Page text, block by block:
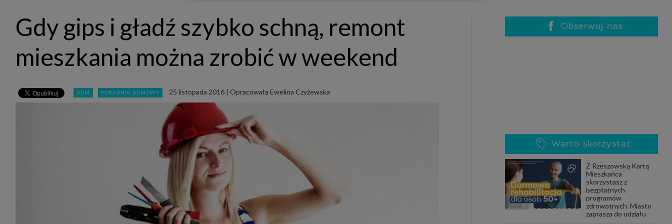
takie nie wymaga dodatkowej zgody z Twojej strony, ale możesz mu się w każdej chwili sprzeciwić. O ile nie
zdecydujesz inaczej, dokonując stosownych zmian ustawień w Twojej przeglądarce, podmioty z Grupy SAGIER
będą również instalować na Twoich urządzeniach pliki cookies i podobne oraz odczytywać informacje z takich
plików. Bliższe informacje o cookies znajdziesz w akapicie „Cookies” pod koniec tej informacji.
Administrator danych osobowych
Administratorami Twoich danych są podmioty z Grupy SAGIER czyli podmioty z grupy kapitałowej SAGIER, w
PODMIIOTY ZALEŻNE:
http://www.biznesistyl.pl/
http://poradnikbudowlany.eu/
https://modnieizdrowo.pl/
http://www.sagier.pl/
Jeżeli wyrazisz zgodę, o którą wyżej prosimy, administratorami Twoich danych osobowych będą także nasi
Zaufani Partnerzy. Listę Zaufanych Partnerów możesz sprawdzić w każdym momencie na stronie naszej
prywatności
i tam też zmodyfikować lub cofnąć swoje zgody.
Podstawa i cel przetwarzania
Twoje dane przetwarzamy w następujących celach:
1. Jeśli zawieramy z Tobą umowę o realizację danej usługi (np. usługi zapewniającej Ci możliwość zapoznania się
z jednym z naszych serwisów w oparciu o treść regulaminu tego serwisu), to możemy przetwarzać Twoje dane w
Gdy gips i gładź szybko schną, remont
mieszkania można zrobić w weekend
DOM PORADNIK DOMOWY 25 listopada 2016| Opracowała Ewelina Czyżewska
Obserwuj nas
Warto skorzystać
Z Rzeszowską Kartą
Mieszkańca
skorzystasz z
bezpłatnych
programów
zdrowotnych. Miasto
zaprasza do udziału